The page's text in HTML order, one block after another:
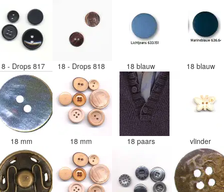
- Drops 817 18 - Drops 818 18 blauw 18 blauw
18 mm 18 mm 18 paars vlinder